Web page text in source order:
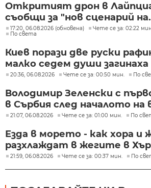
Откритият дрон в
съобщи за "нов сценарий
17:20, 06.08.2026 (обновена)
Чете се за: 02:22
По света
Киев порази две руски
малко седем души загинаха
20:36, 06.08.2026 Чете се за: 00:50 мин. По
Володимир Зеленски с
в Сърбия след началото на
21:07, 06.08.2026 Чете се за: 01:00 мин. По
Езда в морето - как хора и
разхлаждат в жегите в
21:59, 06.08.2026 Чете се за: 00:37 мин. По